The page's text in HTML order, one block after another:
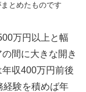
とめたものです
万円以上と幅
間に大きな開き
収400万円前後
経験を積めば年